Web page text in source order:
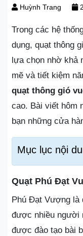
Huỳnh Trang
Trong các hệ
dụng, quạt thông
lựa chọn nhờ khả
mẽ và tiết kiệm
quạt thông gió
cao. Bài viết hôm
bạn những cửa
Mục lục nội
Quạt Phú Đạt
Phú Đạt Vượng là
được nhiều người
được đào tạo bài